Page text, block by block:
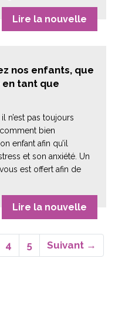
Lire la nouvelle
nos enfants, que
tant que
n’est pas toujours
bien
enfant afin qu’il
et son anxiété. Un
est offert afin de
Lire la nouvelle
4 5 Suivant →